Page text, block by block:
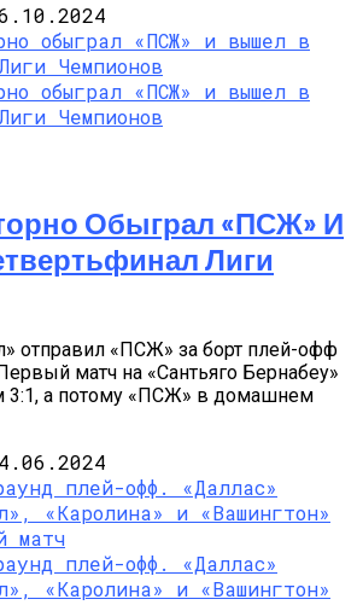
Обыграл «ПСЖ» И
Лиги
отправил «ПСЖ» за борт плей-офф
матч на «Сантьяго Бернабеу»
3:1, а потому «ПСЖ» в домашнем